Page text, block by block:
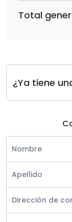
Total
¿Ya tiene